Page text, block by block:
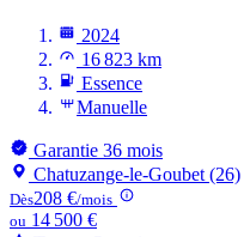
2024
16 823 km
Essence
Manuelle
Garantie 36 mois
Chatuzange-le-Goubet (26)
Dès208 €/mois
ou 14 500 €